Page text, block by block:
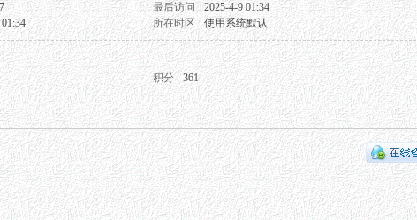
最后访问 2025-4-9 01:34
所在时区 使用系统默认
积分 361